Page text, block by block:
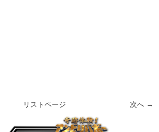
リストページ 次へ →